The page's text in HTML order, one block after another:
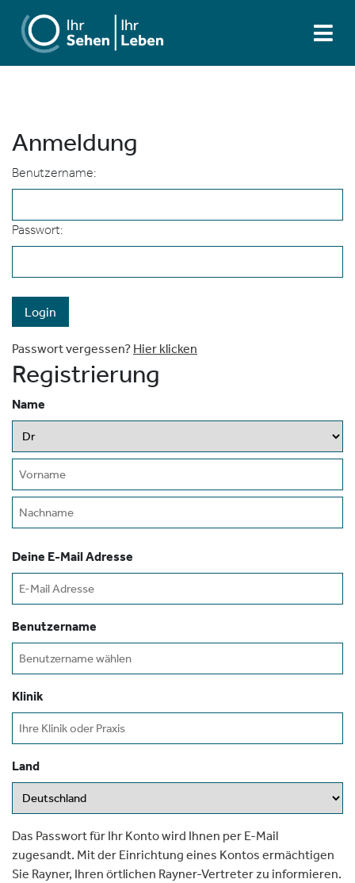
Anmeldung
Benutzername:
Passwort:
Passwort vergessen? Hier klicken
Registrierung
Name
Deine E-Mail Adresse
Benutzername
Klinik
Land
Das Passwort für Ihr Konto wird Ihnen per E-Mail
zugesandt. Mit der Einrichtung eines Kontos ermächtigen
Sie Rayner, Ihren örtlichen Rayner-Vertreter zu informieren.